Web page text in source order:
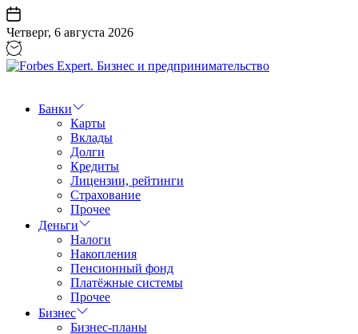
Перейти
к
содержанию
Четверг, 6 августа 2026
Бизнес
предпринимательство
Банки
Карты
Вклады
Долги
Кредиты
Лицензии, рейтинги
Страхование
Прочее
Деньги
Налоги
Накопления
Пенсионный фонд
Платёжные системы
Прочее
Бизнес
Бизнес-планы